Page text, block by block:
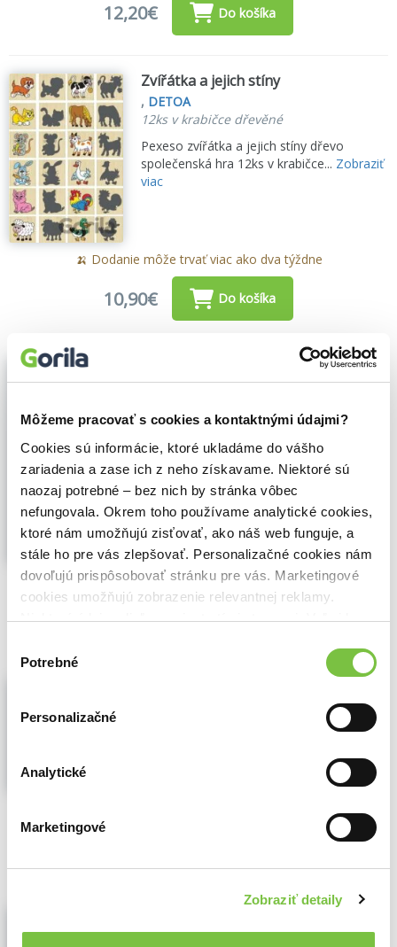
Môžeme pracovať s cookies a kontaktnými údajmi?
Cookies sú informácie, ktoré ukladáme do vášho
zariadenia a zase ich z neho získavame. Niektoré sú
naozaj potrebné – bez nich by stránka vôbec
nefungovala. Okrem toho používame analytické cookies,
ktoré nám umožňujú zisťovať, ako náš web funguje, a
stále ho pre vás zlepšovať. Personalizačné cookies nám
dovoľujú prispôsobovať stránku pre vás. Marketingové
cookies umožňujú zobrazenie relevantnej reklamy.
Niektoré údaje zdieľame aj s tretími stranami. Veľmi by
cookies.
súhlasu
Potrebné
Personalizačné
Analytické
Marketingové
Zobraziť detaily
12,20€ Do košíka
Zvířátka a jejich stíny
, DETOA
12ks v krabičce dřevěné
Pexeso zvířátka a jejich stíny dřevo
společenská hra 12ks v krabičce... Zobraziť
viac
🍌 Dodanie môže trvať viac ako dva týždne
10,90€ Do košíka
,DETOA(2022)
Dřevěná skládací pyramida s motivem
majáku, rozvijí představivost, logické
myšlení a motorické schopnosti dítěte...
Zobraziť viac
🍌 Odosielame o 5 dní.
7,80€ Do košíka
,DETOA(2019)